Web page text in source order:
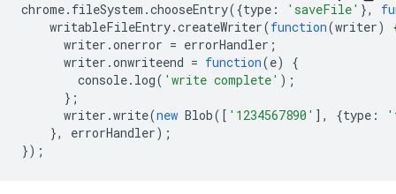
chrome. fileSystem .chooseEntry({type : 'saveFile' },
writableFileEntry.createWriter(function(writer)
writer .onerror = errorHandler ;
writer .onwriteend = function(e)
{
console. log( 'write complete' );
};
writer .write(new Blob([ '1234567890' ], {type :
},
errorHandler);
});